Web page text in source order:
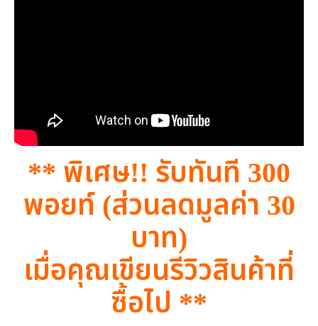
** พิเศษ!! รับทันที 300
พอยท์ (ส่วนลดมูลค่า 30
บาท)
เมื่อคุณเขียนรีวิวสินค้าที่
ซื้อไป **